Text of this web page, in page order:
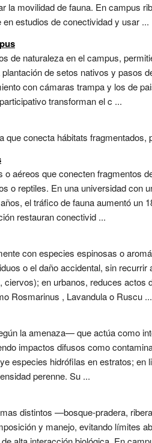
la movilidad de fauna. En campus
estudios de conectividad y usar ...
de naturaleza en el campus,
de setos nativos y pasos
con cámaras trampa y los de
transforman el c ...
que conecta hábitats
aéreos que conecten fragmentos
o reptiles. En una universidad con
el tráfico de fauna aumentó un
restauran conectivid ...
con especies espinosas o
o el daño accidental, sin
en urbanos, reduces
Rosmarinus , Lavandula o Ruscu ...
la amenaza— que actúa como
impactos difusos como
especies hidrófilas en estratos;
perenne. Su ...
distintos —bosque-pradera,
y manejo, evitando límites